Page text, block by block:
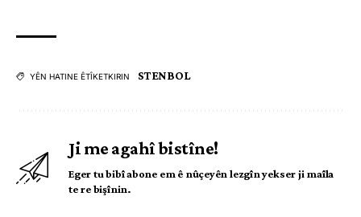
YÊN HATINE ÊTÎKETKIRIN STENBOL
Ji me agahî bistîne!
Eger tu bibî abone em ê nûçeyên lezgîn yekser ji maîla
te re bişînin.